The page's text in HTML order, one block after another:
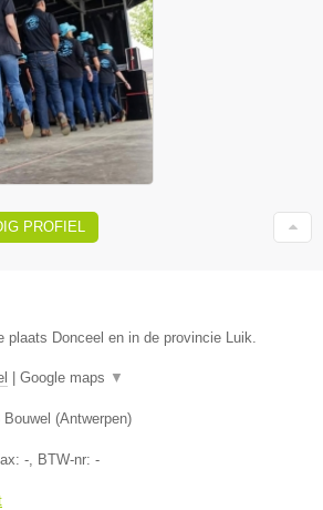
PROFIEL
plaats Donceel en in de provincie Luik.
Google maps ▼
Bouwel (Antwerpen)
- , BTW-nr: -